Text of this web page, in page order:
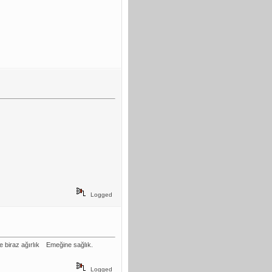
Logged
biraz ağırlık Emeğine sağlık.
Logged